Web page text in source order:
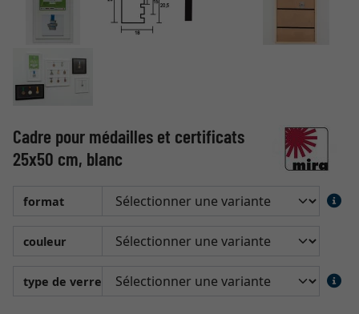
Cadre pour médailles et certificats
25x50 cm, blanc
format
couleur
type de verre